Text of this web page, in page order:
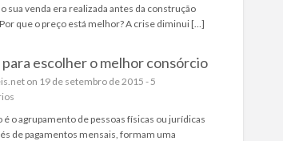
sua venda era realizada antes da construção
que o preço está melhor? A crise diminui […]
para escolher o melhor consórcio
on 19 de setembro de 2015 - 5
é o agrupamento de pessoas físicas ou jurídicas
de pagamentos mensais, formam uma